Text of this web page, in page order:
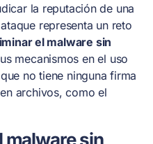
la reputación de una
representa un reto
el malware sin
mecanismos en el uso
no tiene ninguna firma
archivos, como el
malware sin